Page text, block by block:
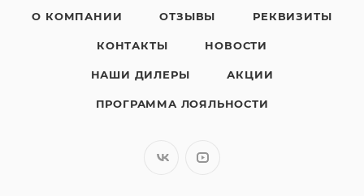
О КОМПАНИИ ОТЗЫВЫ РЕКВИЗИТЫ
КОНТАКТЫ НОВОСТИ
НАШИ ДИЛЕРЫ АКЦИИ
ПРОГРАММА ЛОЯЛЬНОСТИ